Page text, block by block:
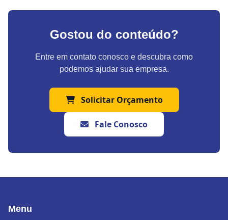
Gostou do conteúdo?
Entre em contato conosco e descubra como
podemos ajudar sua empresa.
Solicitar Orçamento
Fale Conosco
Menu